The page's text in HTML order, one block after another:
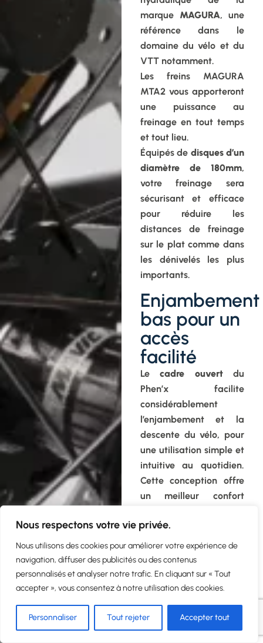
Nous respectons votre vie privée.
Nous utilisons des cookies pour améliorer votre expérience de
navigation, diffuser des publicités ou des contenus
personnalisés et analyser notre trafic. En cliquant sur « Tout
accepter », vous consentez à notre utilisation des cookies.
Personnaliser Tout rejeter Accepter tout
marque MAGURA, une
référence dans le
domaine du vélo et du
VTT notamment.
Les freins MAGURA
MTA2 vous apporteront
une puissance au
freinage en tout temps
et tout lieu.
Équipés de disques d’un
diamètre de 180mm,
votre freinage sera
sécurisant et efficace
pour réduire les
distances de freinage
sur le plat comme dans
les dénivelés les plus
importants.
Enjambement
bas pour un
accès
facilité
Lecadre ouvertdu
Phen’x facilite
considérablement
l’enjambement et la
descente du vélo, pour
une utilisation simple et
intuitive au quotidien.
Cette conception offre
un meilleur confort
lors des arrêts fréquents
en ville, tout en rendant
le vélo accessible à un
plus grand nombre
d’utilisateurs.
Position
confortable